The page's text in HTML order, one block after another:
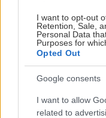
I want to opt-out
Retention, Sale,
Personal Data
Purposes for
Opted Out
Google consents
I want to allow
related to